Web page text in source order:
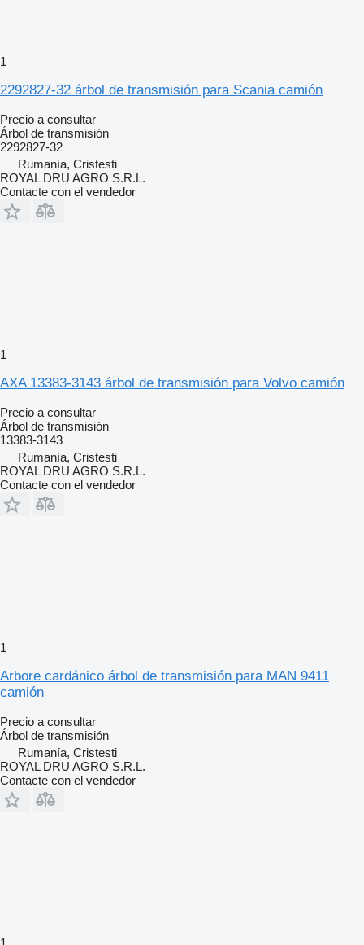
1
2292827-32 árbol de transmisión para Scania camión
Precio a consultar
Árbol de transmisión
2292827-32
Rumanía, Cristesti
ROYAL DRU AGRO S.R.L.
Contacte con el vendedor
1
AXA 13383-3143 árbol de transmisión para Volvo camión
Precio a consultar
Árbol de transmisión
13383-3143
Rumanía, Cristesti
ROYAL DRU AGRO S.R.L.
Contacte con el vendedor
1
Arbore cardánico árbol de transmisión para MAN 9411
camión
Precio a consultar
Árbol de transmisión
Rumanía, Cristesti
ROYAL DRU AGRO S.R.L.
Contacte con el vendedor